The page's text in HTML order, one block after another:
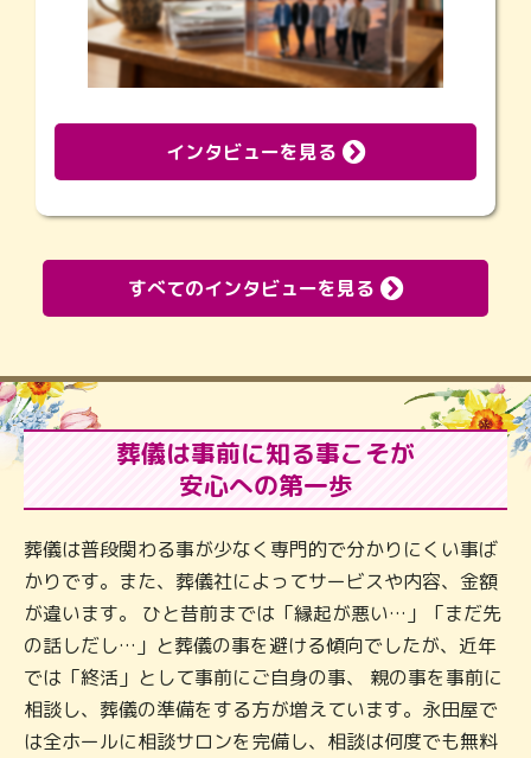
インタビューを見る
すべてのインタビューを見る
葬儀は事前に知る事こそが
安心への第一歩
葬儀は普段関わる事が少なく専門的で分かりにくい事ば
かりです。また、葬儀社によってサービスや内容、金額
が違います。 ひと昔前までは「縁起が悪い…」「まだ先
の話しだし…」と葬儀の事を避ける傾向でしたが、近年
では「終活」として事前にご自身の事、 親の事を事前に
相談し、葬儀の準備をする方が増えています。永田屋で
は全ホールに相談サロンを完備し、相談は何度でも無料